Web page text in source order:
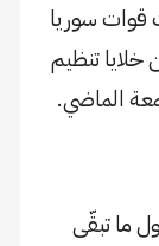
قوات سوريا
تنظيم
الماضي.
ما تبقّى